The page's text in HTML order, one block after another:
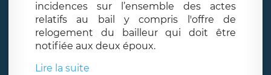
incidences sur l’ensemble des actes
relatifs au bail y compris l'offre de
relogement du bailleur qui doit être
notifiée aux deux époux.
Lire la suite